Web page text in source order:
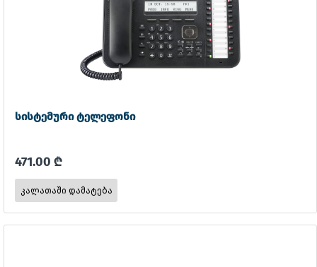
სისტემური ტელეფონი
471.00 ₾